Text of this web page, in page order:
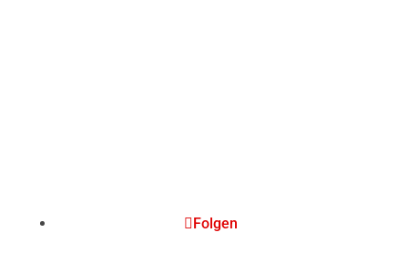
Folgen